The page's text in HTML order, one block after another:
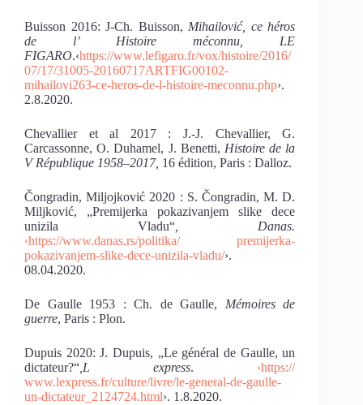
Buisson 2016: J-Ch. Buisson, Mihailović, ce héros
de l’ Histoire méconnu, LE
FIGARO.‹https://www.lefigaro.fr/vox/histoire/2016/
07/17/31005-20160717ARTFIG00102-
mihailovi263-ce-heros-de-l-histoire-meconnu.php›.
2.8.2020.
Chevallier et al 2017 : J.-J. Chevallier, G.
Carcassonne, O. Duhamel, J. Benetti, Histoire de la
V République 1958–2017, 16 édition, Paris : Dalloz.
Čongradin, Miljojković 2020 : S. Čongradin, M. D.
Miljković, „Premijerka pokazivanjem slike dece
unizila Vladu“ , Danas.
‹https://www.danas.rs/politika/
premijerka-
pokazivanjem-slike-dece-unizila-vladu/›.
08.04.2020.
De Gaulle 1953 : Ch. de Gaulle, Mémoires de
guerre, Paris : Plon.
Dupuis 2020: J. Dupuis, „Le général de Gaulle, un
dictateur?“ ,L express. ‹https://
www.lexpress.fr/culture/livre/le-general-de-gaulle-
un-dictateur_2124724.html›. 1.8.2020.